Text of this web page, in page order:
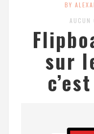
BY
AUCUN
sur